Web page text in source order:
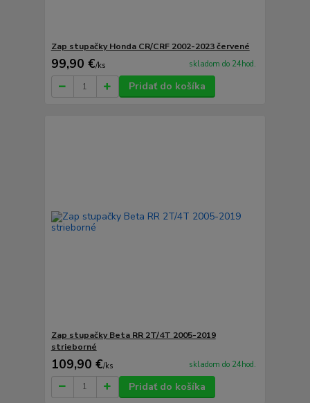
Zap stupačky Honda CR/CRF 2002-2023 červené
99,90 €/ks skladom do 24hod.
Pridať do košíka
Zap stupačky Beta RR 2T/4T 2005-2019
strieborné
109,90 €/ks skladom do 24hod.
Pridať do košíka